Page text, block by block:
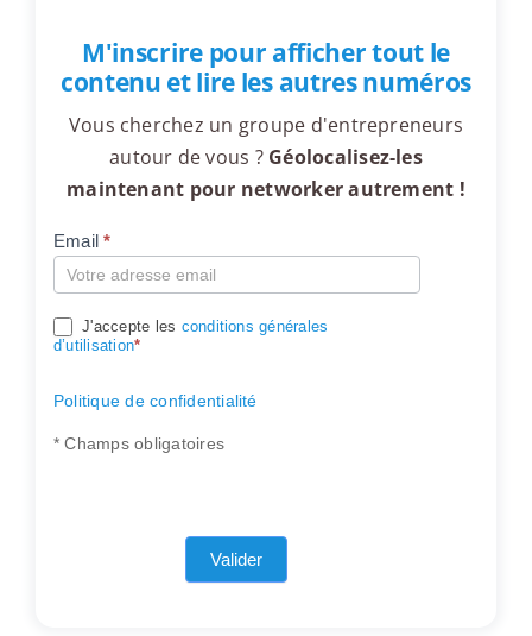
M'inscrire pour afficher tout le
contenu et lire les autres numéros
Vous cherchez un groupe d'entrepreneurs
autour de vous ? Géolocalisez-les
maintenant pour networker autrement !
Compte
Email*
J'accepte les conditions générales
d’utilisation*
Politique de confidentialité
* Champs obligatoires
Valider